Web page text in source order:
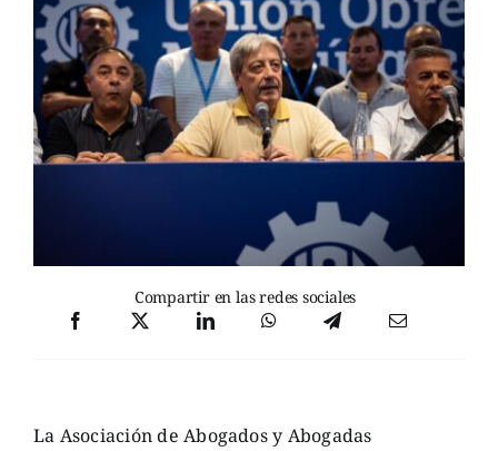
Compartir en las redes sociales
La Asociación de Abogados y Abogadas